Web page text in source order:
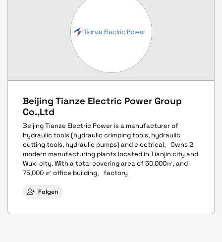
Beijing Tianze Electric Power Group
Co.,Ltd
Beijing Tianze Electric Power is a manufacturer of
hydraulic tools (hydraulic crimping tools, hydraulic
cutting tools, hydraulic pumps) and electrical。Owns 2
modern manufacturing plants located in Tianjin city and
Wuxi city. With a total covering area of 50,000㎡, and
75,000 ㎡ office building、factory
Folgen